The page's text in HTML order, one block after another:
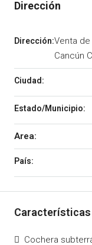
Venta de
Cancún
Area:
Cochera